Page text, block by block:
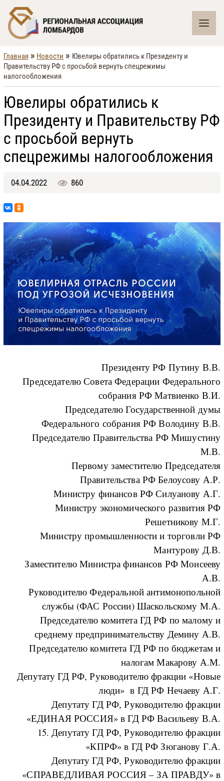
Главная » Новости » Ювелиры обратились к Президенту и
Правительству РФ с просьбой вернуть спецрежимы
налогообложения
Ювелиры обратились к
Президенту и Правительству РФ
с просьбой вернуть
спецрежимы налогообложения
04.04.2022 860
Президенту РФ Путину В.В.
Председателю Совета Федерации Федерального
собрания РФ Матвиенко В.И.
Председателю Государственной думы
Федерального собрания РФ Володину В.В.
Председателю Правительства РФ Мишустину
М.В.
Первому заместителю Председателя
Правительства РФ Белоусову А.Р.
Министру финансов РФ Силуанову А.Г.
Министру экономического развития РФ
Решетникову М.Г.
Министру промышленности и торговли РФ
Мантурову Д.В.
Заместителю Министра финансов РФ Моисееву
А.В.
Руководителю Федеральной антимонопольной
службы (ФАС России) Шаскольскому М.А.
Председателю комитета ГД РФ по малому и
среднему предпринимательству Демину А.В.
Председателю комитета ГД РФ по бюджетам и
налогам Макарову А.М.
Депутату ГД РФ, Руководителю фракции «Новые
люди» в ГД РФ Нечаеву А.Г.
Депутату ГД РФ, Руководителю фракции
«ЕДИНАЯ РОССИЯ» в ГД РФ Васильеву В.А.
15. Депутату ГД РФ, Руководителю фракции
«КПРФ» в ГД РФ Зюганову Г.А.
Депутату ГД РФ, Руководителю фракции
«СПРАВЕДЛИВАЯ РОССИЯ – ЗА ПРАВДУ» в